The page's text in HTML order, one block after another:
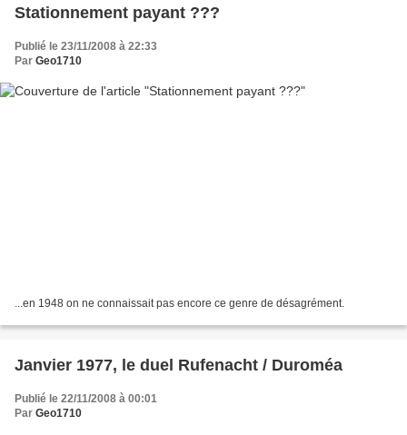
Stationnement payant ???
Publié le 23/11/2008 à 22:33
Par Geo1710
...en 1948 on ne connaissait pas encore ce genre de désagrément.
Janvier 1977, le duel Rufenacht / Duroméa
Publié le 22/11/2008 à 00:01
Par Geo1710